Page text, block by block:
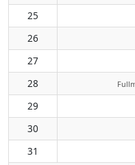
25
26
27
28
29
30
31